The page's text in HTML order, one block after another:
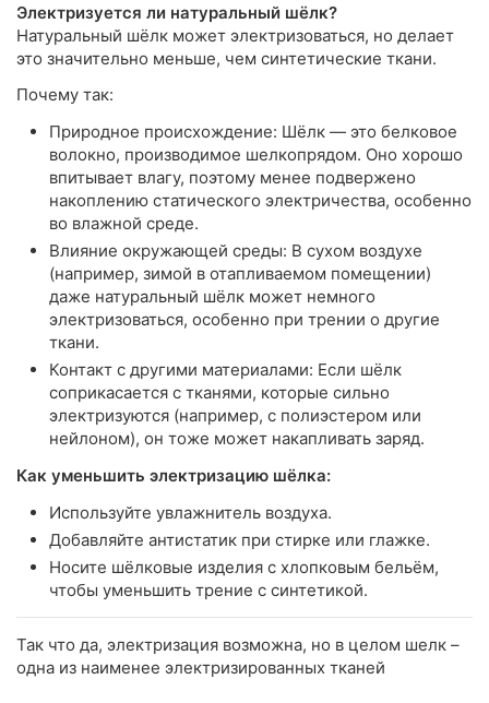
Электризуется ли натуральный шёлк?
Натуральный шёлк может электризоваться, но делает
это значительно меньше, чем синтетические ткани.
Почему так:
Природное происхождение: Шёлк — это белковое
волокно, производимое шелкопрядом. Оно хорошо
впитывает влагу, поэтому менее подвержено
накоплению статического электричества, особенно
во влажной среде.
Влияние окружающей среды: В сухом воздухе
(например, зимой в отапливаемом помещении)
даже натуральный шёлк может немного
электризоваться, особенно при трении о другие
ткани.
Контакт с другими материалами: Если шёлк
соприкасается с тканями, которые сильно
электризуются (например, с полиэстером или
нейлоном), он тоже может накапливать заряд.
Как уменьшить электризацию шёлка:
Используйте увлажнитель воздуха.
Добавляйте антистатик при стирке или глажке.
Носите шёлковые изделия с хлопковым бельём,
чтобы уменьшить трение с синтетикой.
Так что да, электризация возможна, но в целом шелк –
одна из наименее электризированных тканей